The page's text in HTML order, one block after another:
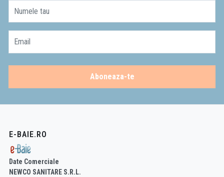
Numele tau
Email
Aboneaza-te
E-BAIE.RO
Date Comerciale
NEWCO SANITARE S.R.L.